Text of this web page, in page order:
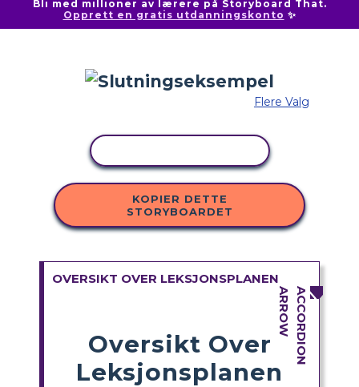
Bli med millioner av lærere på Storyboard That.
Opprett en gratis utdanningskonto ✨
Flere Valg
KOPIER DETTE
STORYBOARDET
OVERSIKT OVER LEKSJONSPLANEN
Oversikt Over
Leksjonsplanen